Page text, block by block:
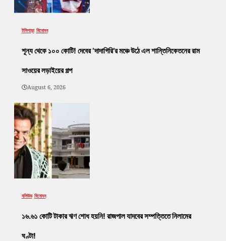
টলিপাড়া বিনোদন
শূন্য থেকে ১০০ কোটি! দেবের ‘দাদাগিরি’র মঞ্চে উঠে এল শান্তিনিকেতনের রাম
সাওয়ের লড়াইয়ের গল্প
August 6, 2026
বলিউড বিনোদন
১৬.৬১ কোটি টাকার ঋণ শোধ হয়নি! রাজপাল যাদবের সম্পত্তিতে নিলামের
ঘণ্টা!